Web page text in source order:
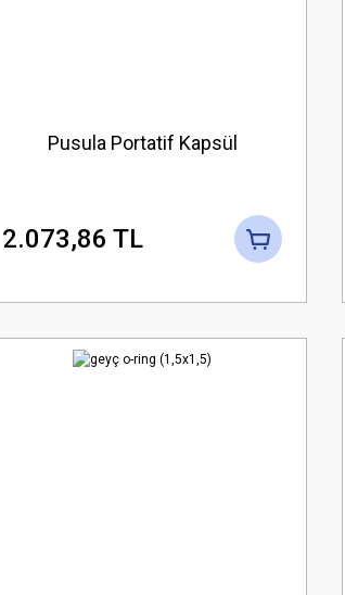
Pusula Portatif Kapsül
2.073,86 TL